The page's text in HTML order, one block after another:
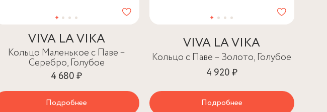
VIVA LA VIKA
Кольцо Маленькое с Паве –
Серебро, Голубое
4 680 ₽
Подробнее
VIVA LA VIKA
Кольцо с Паве – Золото, Голубое
4 920 ₽
Подробнее